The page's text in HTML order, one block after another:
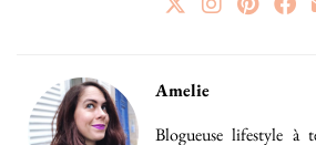
Amelie
Blogueuse lifestyle à